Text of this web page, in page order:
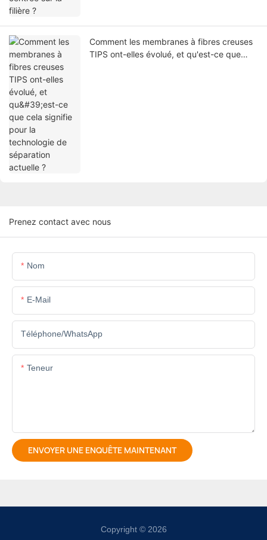
Comment les membranes à fibres creuses
TIPS ont-elles évolué, et qu'est-ce que
Prenez contact avec nous
Nom
E-Mail
Téléphone/WhatsApp
Teneur
ENVOYER UNE ENQUÊTE MAINTENANT
Copyright © 2026